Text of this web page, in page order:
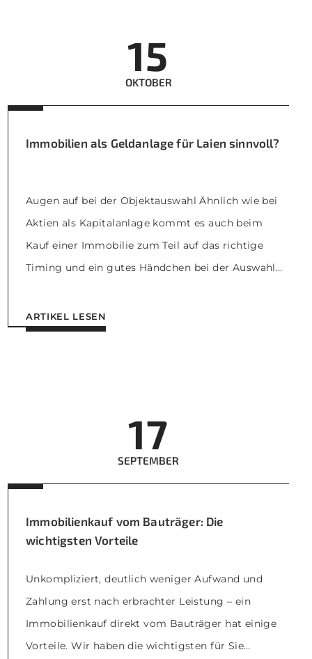
15
OKTOBER
Immobilien als Geldanlage für Laien sinnvoll?
Augen auf bei der Objektauswahl Ähnlich wie bei
Aktien als Kapitalanlage kommt es auch beim
Kauf einer Immobilie zum Teil auf das richtige
Timing und ein gutes Händchen bei der Auswahl
dass Grundstücke und Gebäude in boomenden
Lagen in den ersten Jahren keine hohen Renditen
ARTIKEL LESEN
17
SEPTEMBER
Immobilienkauf vom Bauträger: Die
wichtigsten Vorteile
Unkompliziert, deutlich weniger Aufwand und
Zahlung erst nach erbrachter Leistung – ein
Immobilienkauf direkt vom Bauträger hat einige
Vorteile. Wir haben die wichtigsten für Sie